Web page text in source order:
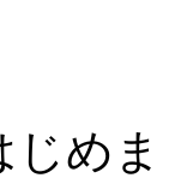
め